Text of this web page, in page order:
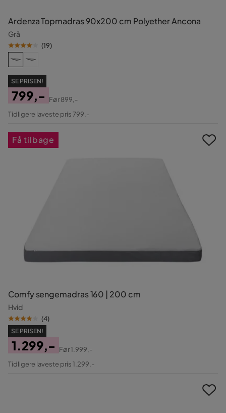
Ardenza Topmadras 90x200 cm Polyether Ancona
Grå
(19)
SE PRISEN!
Pris
799,-
Original
Før899,-
Tidligere laveste pris 799,-
Comfy sengemadras 160 | 200 cm
Hvid
(4)
SE PRISEN!
Pris
1.299,-
Original
Før1.999,-
Tidligere laveste pris 1.299,-
Få tilbage